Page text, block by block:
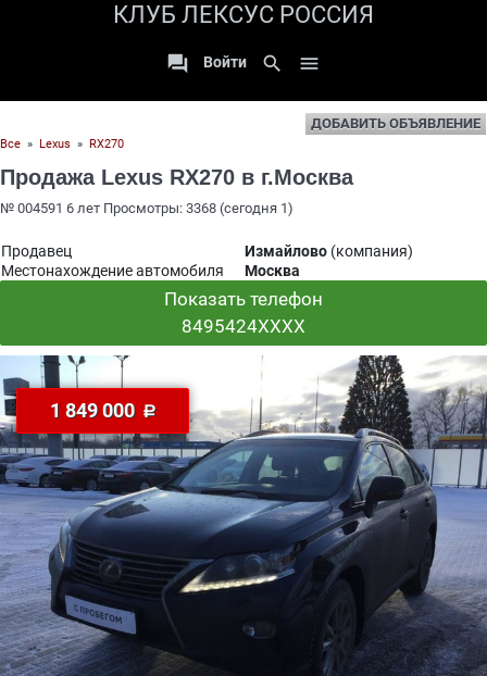
КЛУБ ЛЕКСУС РОССИЯ
 Войти search 
ДОБАВИТЬ ОБЪЯВЛЕНИЕ
Все » Lexus » RX270
Продажа Lexus RX270 в г.Москва
№ 004591 6 лет Просмотры: 3368 (сегодня 1)
Продавец Измайлово (компания)
Местонахождение автомобиля
Москва
Показать телефон
8495424XXXX
1 849 000